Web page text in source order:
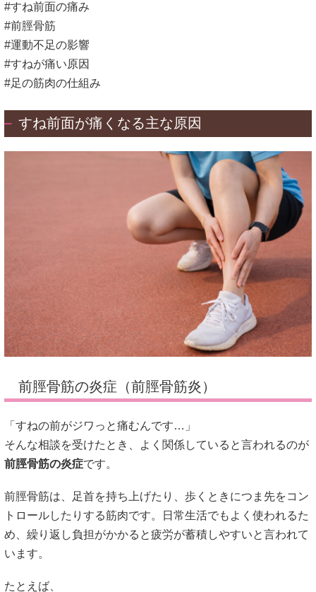
#すね前面の痛み
#前脛骨筋
#運動不足の影響
#すねが痛い原因
#足の筋肉の仕組み
すね前面が痛くなる主な原因
前脛骨筋の炎症（前脛骨筋炎）
「すねの前がジワっと痛むんです…」
そんな相談を受けたとき、よく関係していると言われるのが
前脛骨筋の炎症です。
前脛骨筋は、足首を持ち上げたり、歩くときにつま先をコン
トロールしたりする筋肉です。日常生活でもよく使われるた
め、繰り返し負担がかかると疲労が蓄積しやすいと言われて
います。
たとえば、